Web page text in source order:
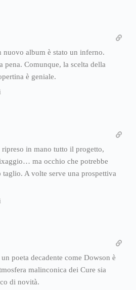
nuovo album è stato un inferno.
pena. Comunque, la scelta della
è geniale.
in mano tutto il progetto,
ma occhio che potrebbe
taglio. A volte serve una prospettiva
poeta decadente come Dowson è
malinconica dei Cure sia
di novità.